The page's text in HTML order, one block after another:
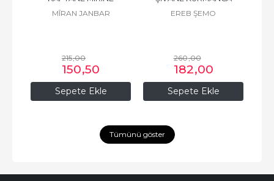
Sepete Ekle
MÎRAN JANBAR
215,00
150,50
Sepete Ekle
EREB ŞEMO
260,00
182,00
Tümünü göster